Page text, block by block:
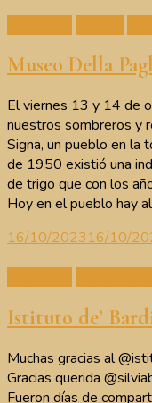
Museo Della
El viernes 13 y 14 de
nuestros sombreros y
Signa, un pueblo en la
de 1950 existió una
de trigo que con los
Hoy en el pueblo hay
16/10/202316/10/
Istituto de’
Muchas gracias al
Gracias querida
Fueron días de